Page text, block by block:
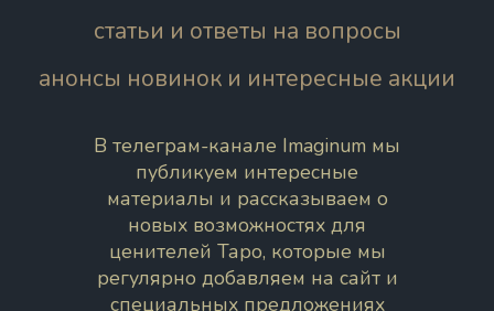
статьи и ответы на вопросы
анонсы новинок и интересные акции
В телеграм-канале Imaginum мы
публикуем интересные
материалы и рассказываем о
новых возможностях для
ценителей Таро, которые мы
регулярно добавляем на сайт и
специальных предложениях